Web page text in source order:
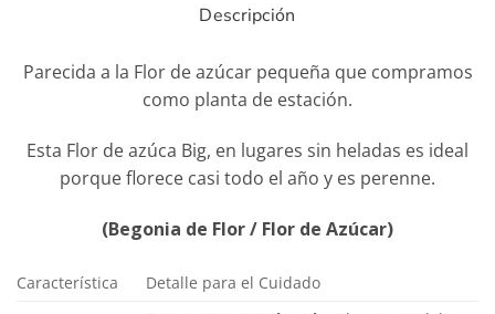
Descripción
Parecida a la Flor de azúcar pequeña que compramos
como planta de estación.
Esta Flor de azúca Big, en lugares sin heladas es ideal
porque florece casi todo el año y es perenne.
(Begonia de Flor / Flor de Azúcar)
Característica Detalle para el Cuidado